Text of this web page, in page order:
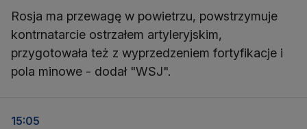
Rosja ma przewagę w powietrzu, powstrzymuje
kontrnatarcie ostrzałem artyleryjskim,
przygotowała też z wyprzedzeniem fortyfikacje i
pola minowe - dodał "WSJ".
15:05